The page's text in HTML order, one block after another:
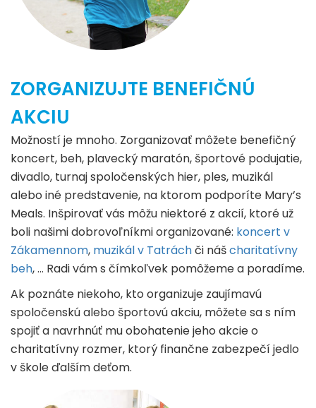
ZORGANIZUJTE BENEFIČNÚ
AKCIU
Možností je mnoho. Zorganizovať môžete benefičný
koncert, beh, plavecký maratón, športové podujatie,
divadlo, turnaj spoločenských hier, ples, muzikál
alebo iné predstavenie, na ktorom podporíte Mary’s
Meals. Inšpirovať vás môžu niektoré z akcií, ktoré už
boli našimi dobrovoľníkmi organizované: koncert v
Zákamennom, muzikál v Tatráchči nášcharitatívny
beh, ... Radi vám s čímkoľvek pomôžeme a poradíme.
Ak poznáte niekoho, kto organizuje zaujímavú
spoločenskú alebo športovú akciu, môžete sa s ním
spojiť a navrhnúť mu obohatenie jeho akcie o
charitatívny rozmer, ktorý finančne zabezpečí jedlo
v škole ďalším deťom.